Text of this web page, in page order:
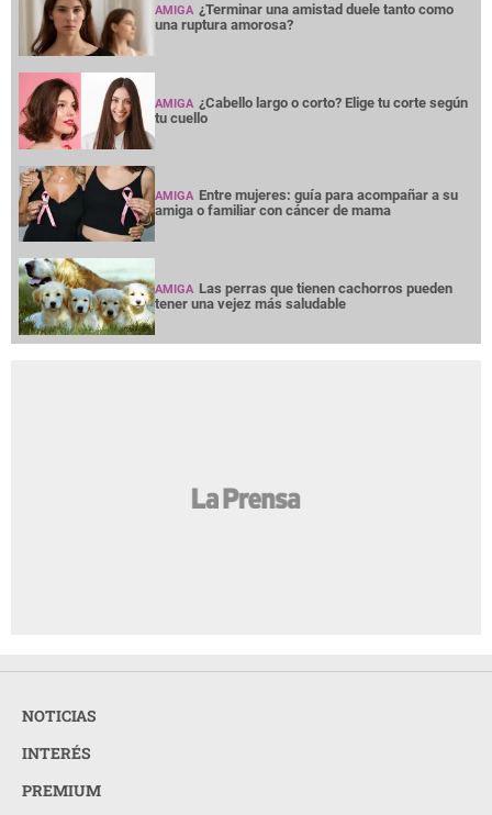
AMIGA ¿Terminar una amistad duele tanto como
una ruptura amorosa?
AMIGA ¿Cabello largo o corto? Elige tu corte según
tu cuello
AMIGA Entre mujeres: guía para acompañar a su
amiga o familiar con cáncer de mama
AMIGA Las perras que tienen cachorros pueden
tener una vejez más saludable
NOTICIAS
INTERÉS
PREMIUM